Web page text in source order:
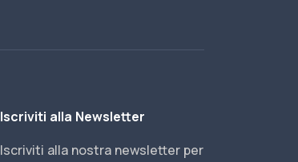
Iscriviti alla Newsletter
Iscriviti alla nostra newsletter per